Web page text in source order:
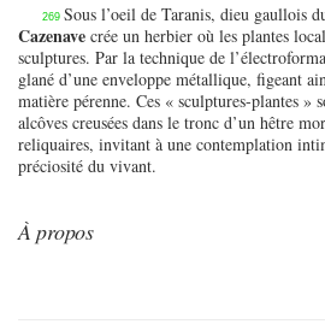
269 Sous l’oeil de Taranis, dieu gaullois
Cazenave crée un herbier où les plantes
sculptures. Par la technique de
glané d’une enveloppe métallique, figeant
matière pérenne. Ces « sculptures-plantes »
alcôves creusées dans le tronc d’un hêtre
reliquaires, invitant à une contemplation
préciosité du vivant.
À propos